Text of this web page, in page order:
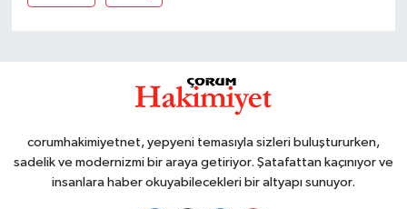
corumhakimiyetnet, yepyeni temasıyla sizleri buluştururken,
sadelik ve modernizmi bir araya getiriyor. Şatafattan kaçınıyor ve
insanlara haber okuyabilecekleri bir altyapı sunuyor.